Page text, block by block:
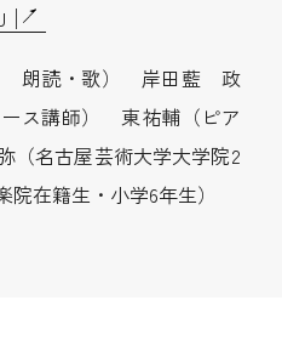
朗読・歌） 岸田藍 政
ス講師） 東祐輔（ピア
名古屋芸術大学大学院2
在籍生・小学6年生）